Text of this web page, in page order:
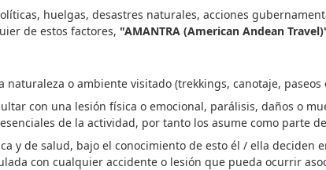
huelgas, desastres naturales, acciones
de estos factores, "AMANTRA (American Andean
o ambiente visitado (trekkings, canotaje, paseos
con una lesión física o emocional, parálisis, daños o
de la actividad, por tanto los asume como parte
y de salud, bajo el conocimiento de esto él / ella deciden
con cualquier accidente o lesión que pueda ocurrir